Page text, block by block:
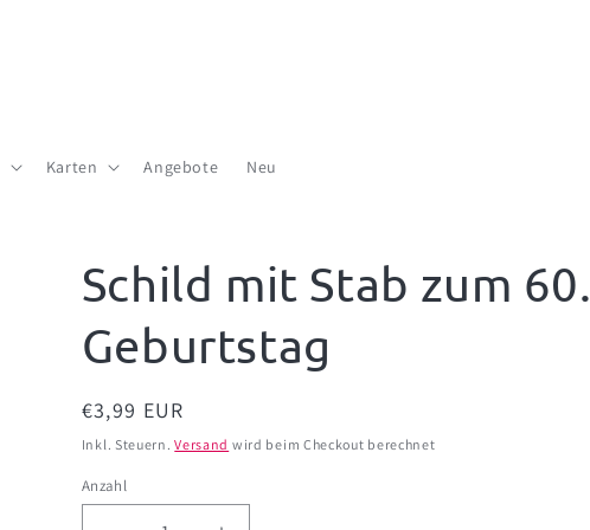
Karten Angebote Neu
Schild mit Stab zum 60.
Geburtstag
Normaler
Preis
€3,99 EUR
Inkl. Steuern.Versand wird beim Checkout berechnet
Anzahl
Anzahl